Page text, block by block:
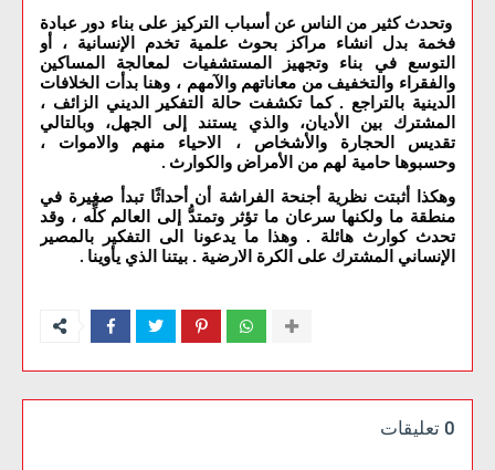
وتحدث كثير من الناس عن أسباب التركيز على بناء دور عبادة
فخمة بدل انشاء مراكز بحوث علمية تخدم الإنسانية ، أو
التوسع في بناء وتجهيز المستشفيات لمعالجة المساكين
والفقراء والتخفيف من معاناتهم والآمهم ، وهنا بدأت الخلافات
الدينية بالتراجع . كما تكشفت حالة التفكير الديني الزائف ،
المشترك بين الأديان، والذي يستند إلى الجهل، وبالتالي
تقديس الحجارة والأشخاص ، الاحياء منهم والاموات ،
وحسبوها حامية لهم من الأمراض والكوارث .
وهكذا أثبتت نظرية أجنحة الفراشة أن أحداثًا تبدأ صغيرة في
منطقة ما ولكنها سرعان ما تؤثر وتمتدُّ إلى العالم كلِّه ، وقد
تحدث كوارث هائلة . وهذا ما يدعونا الى التفكير بالمصير
الإنساني المشترك على الكرة الارضية . بيتنا الذي يأوينا .
0 تعليقات